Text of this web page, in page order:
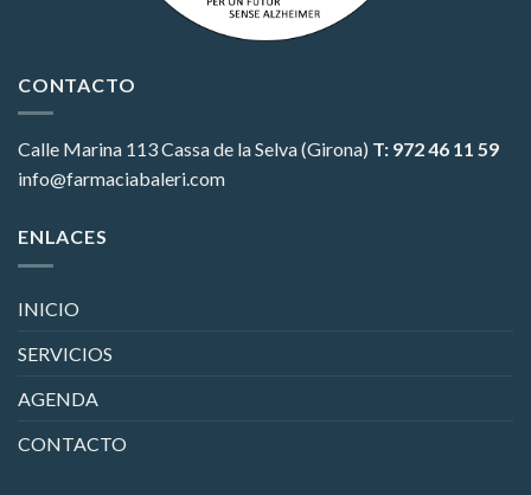
CONTACTO
Calle Marina 113Cassa de la Selva (Girona) T: 972 46 11 59
info@farmaciabaleri.com
ENLACES
INICIO
SERVICIOS
AGENDA
CONTACTO